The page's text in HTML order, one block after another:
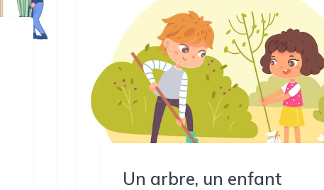
Un arbre, un enfant